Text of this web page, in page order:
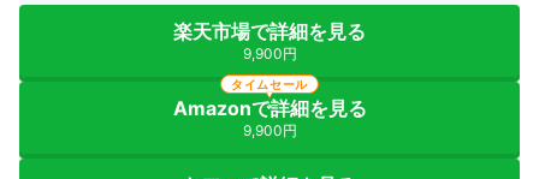
楽天市場で詳細を見る
9,900円
Amazonで詳細を見る
9,900円
タイムセール